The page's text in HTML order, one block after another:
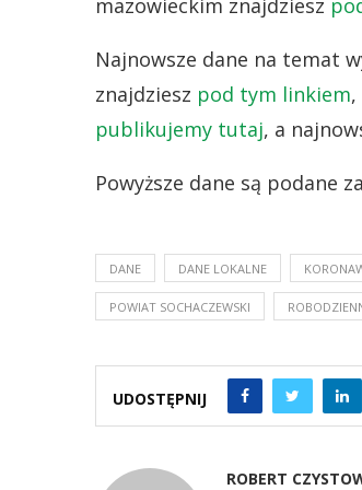
mazowieckim znajdziesz
Najnowsze dane na temat
znajdziesz pod tym linkiem
publikujemy tutaj, a
Powyższe dane są podane
DANE DANE LOKALNE
POWIAT SOCHACZEWSKI
UDOSTĘPNIJ
ROBERT